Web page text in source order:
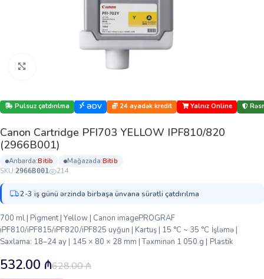
Böyütmək üçün klikləyin
Pulsuz çatdırılma ƏDV 24 ayadək kredit Yalnız Online
Canon Cartridge PFI703 YELLOW IPF810/820
(2966B001)
anbarda: bi̇ti̇b mağazada: bi̇ti̇b
SKU:2966B001 214
2-3 iş günü ərzində birbaşa ünvana sürətli çatdırılma
700 ml | Pigment | Yellow | Canon imagePROGRAF
iPF810/iPF815/iPF820/iPF825 uyğun | Kartuş | 15 °C ~ 35 °C İşləmə |
Saxlama: 18–24 ay | 145 × 80 × 28 mm | Təxminən 1 050 g | Plastik
628.00₼
532.00 ₼